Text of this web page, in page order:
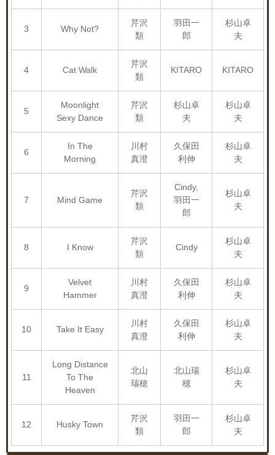
3 Why Not?
芹沢
類
羽田一
郎
杉山卓
夫
4 Cat Walk
芹沢
類
KITARO KITARO
5
Moonlight
Sexy Dance
芹沢
類
杉山卓
夫
杉山卓
夫
6
In The
Morning
川村
真澄
久保田
利伸
杉山卓
夫
7 Mind Game
芹沢
類
Cindy,
羽田一
郎
杉山卓
夫
8 I Know
芹沢
類
Cindy
杉山卓
夫
9
Velvet
Hammer
川村
真澄
久保田
利伸
杉山卓
夫
10 Take It Easy
川村
真澄
久保田
利伸
杉山卓
夫
11
Long Distance
To The
Heaven
北山
瑞穂
北山瑞
穂
杉山卓
夫
12 Husky Town
芹沢
類
羽田一
郎
杉山卓
夫